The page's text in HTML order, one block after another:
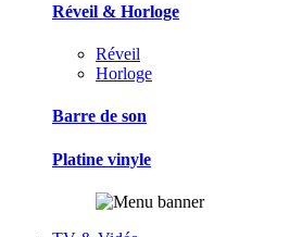
Réveil & Horloge
Réveil
Horloge
Barre de son
Platine vinyle